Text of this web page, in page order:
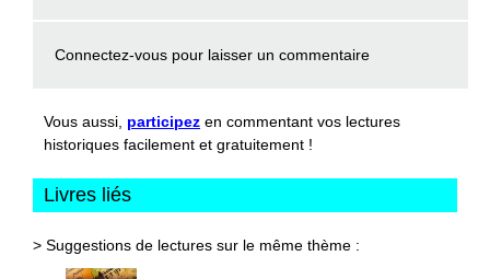
Connectez-vous pour laisser un commentaire
Vous aussi, participez en commentant vos lectures
historiques facilement et gratuitement !
Livres liés
> Suggestions de lectures sur le même thème :